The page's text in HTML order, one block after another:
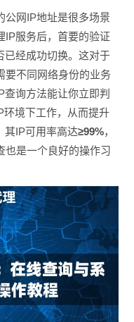
公网IP地址是很多场景
IP服务后，首要的验证
已经成功切换。这对于
要不同网络身份的业务
询方法能让你立即判
环境下工作，从而提升
其IP可用率高达≥99%，
也是一个良好的操作习